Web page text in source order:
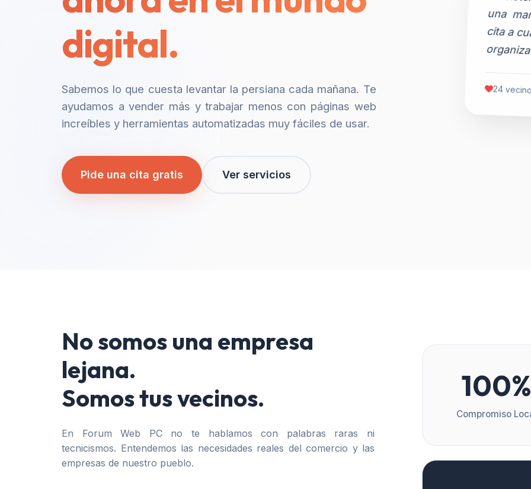
digital.
Sabemos lo que cuesta levantar la persiana cada mañana. Te
ayudamos a vender más y trabajar menos con páginas web
increíbles y herramientas automatizadas muy fáciles de usar.
Pide una cita gratis Ver servicios
24
No somos una empresa
lejana.
Somos tus vecinos.
En Forum Web PC no te hablamos con palabras raras ni
tecnicismos. Entendemos las necesidades reales del comercio y las
empresas de nuestro pueblo.
100%
Compromiso